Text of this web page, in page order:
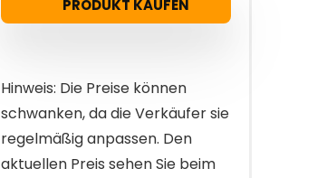
PRODUKT KAUFEN
Hinweis: Die Preise können
schwanken, da die Verkäufer sie
regelmäßig anpassen. Den
aktuellen Preis sehen Sie beim